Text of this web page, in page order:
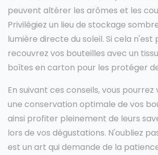
peuvent altérer les arômes et les
Privilégiez un lieu de stockage
lumière directe du soleil. Si cela n'est
recouvrez vos bouteilles avec un
boîtes en carton pour les protéger
En suivant ces conseils, vous pourrez
une conservation optimale de vos
ainsi profiter pleinement de leurs
lors de vos dégustations. N'oubliez
est un art qui demande de la